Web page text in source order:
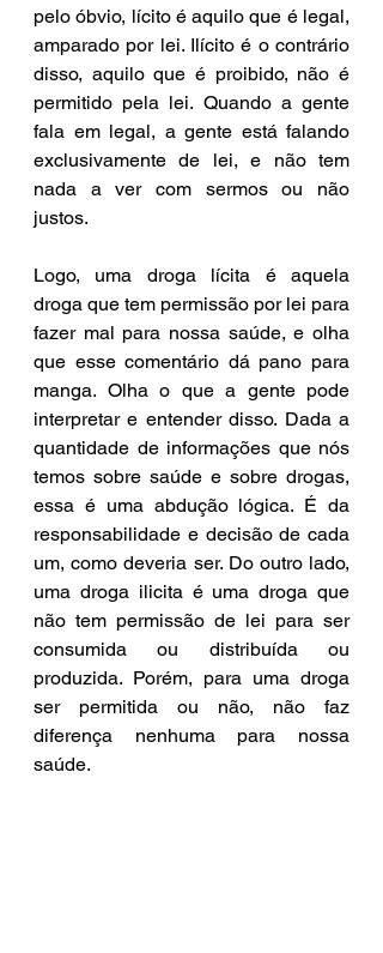
pelo óbvio, lícito é aquilo que é legal,
amparado por lei. Ilícito é o contrário
disso, aquilo que é proibido, não é
permitido pela lei. Quando a gente
fala em legal, a gente está falando
exclusivamente de lei, e não tem
nada a ver com sermos ou não
justos.
Logo, uma droga lícita é aquela
droga que tem permissão por lei para
fazer mal para nossa saúde, e olha
que esse comentário dá pano para
manga. Olha o que a gente pode
interpretar e entender disso. Dada a
quantidade de informações que nós
temos sobre saúde e sobre drogas,
essa é uma abdução lógica. É da
responsabilidade e decisão de cada
um, como deveria ser. Do outro lado,
uma droga ilicita é uma droga que
não tem permissão de lei para ser
consumida ou distribuída ou
produzida. Porém, para uma droga
ser permitida ou não, não faz
diferença nenhuma para nossa
saúde.